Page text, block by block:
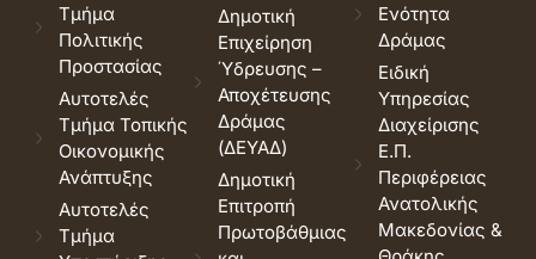
Τμήμα
Πολιτικής
Προστασίας
Αυτοτελές
Τμήμα Τοπικής
Οικονομικής
Ανάπτυξης
Αυτοτελές
Τμήμα
Δημοτική
Επιχείρηση
Ύδρευσης –
Αποχέτευσης
Δράμας
(ΔΕΥΑΔ)
Δημοτική
Επιτροπή
Πρωτοβάθμιας
Ενότητα
Δράμας
Ειδική
Υπηρεσίας
Διαχείρισης
Ε.Π.
Περιφέρειας
Ανατολικής
Μακεδονίας &